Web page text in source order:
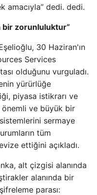
amacıyla” dedi. dedi.
bir zorunluluktur”
30 Haziran'ın
Services
olduğunu vurguladı.
yürürlüğe
piyasa istikrarı ve
önemli ve büyük bir
sermaye
tüm
ettiğini açıkladı.
alt çizgisi alanında
alanında bir
parası: